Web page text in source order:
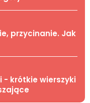
przycinanie. Jak
- krótkie wierszyki